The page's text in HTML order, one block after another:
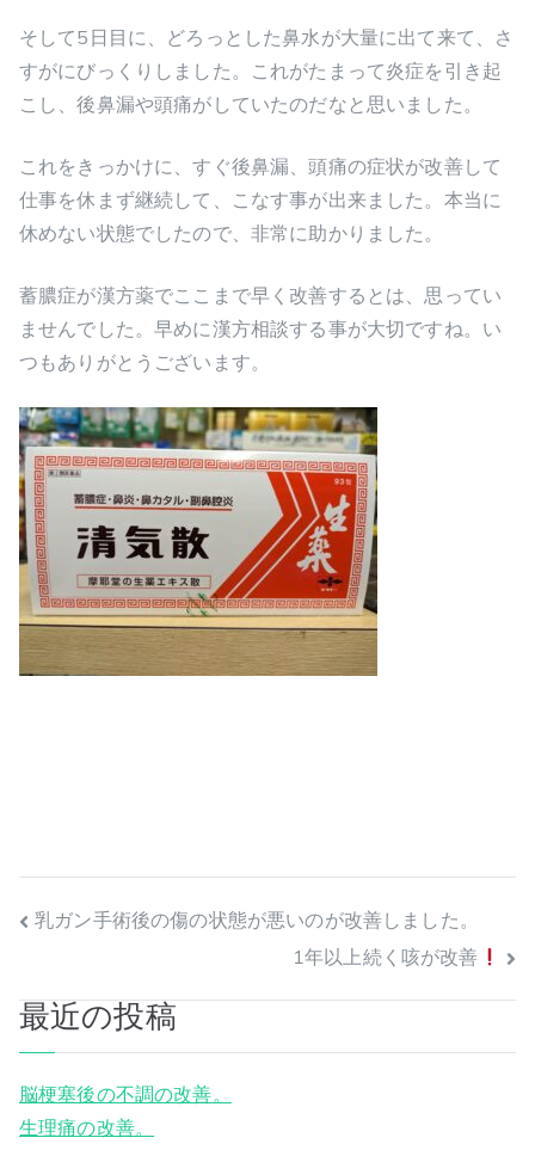
そして5日目に、どろっとした鼻水が大量に出て来て、さ
すがにびっくりしました。これがたまって炎症を引き起
こし、後鼻漏や頭痛がしていたのだなと思いました。
これをきっかけに、すぐ後鼻漏、頭痛の症状が改善して
仕事を休まず継続して、こなす事が出来ました。本当に
休めない状態でしたので、非常に助かりました。
蓄膿症が漢方薬でここまで早く改善するとは、思ってい
ませんでした。早めに漢方相談する事が大切ですね。い
つもありがとうございます。
投
ナ
ビ
ゲ
乳ガン手術後の傷の状態が悪いのが改善しました。
1年以上続く咳が改善
最近の投稿
脳梗塞後の不調の改善。
生理痛の改善。